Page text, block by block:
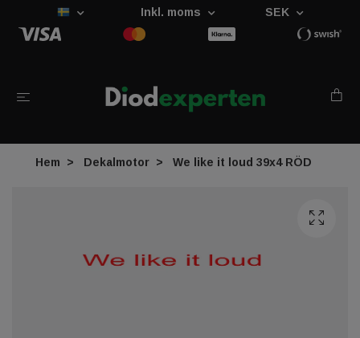
Inkl. moms SEK
Hem Dekalmotor We like it loud 39x4 RÖD